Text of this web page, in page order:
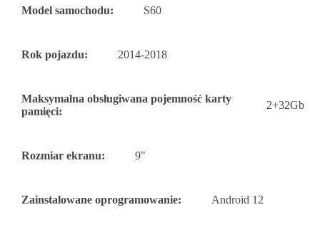
Model samochodu: S60
Rok pojazdu: 2014-2018
Maksymalna obsługiwana pojemność karty
pamięci:
2+32Gb
Rozmiar ekranu: 9"
Zainstalowane oprogramowanie: Android 12